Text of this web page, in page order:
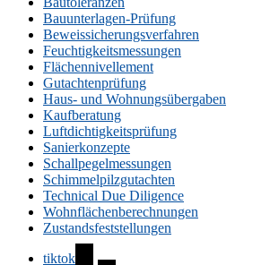
Bauunterlagen-Prüfung
Beweissicherungsverfahren
Feuchtigkeitsmessungen
Flächennivellement
Gutachtenprüfung
Haus- und Wohnungsübergaben
Kaufberatung
Luftdichtigkeitsprüfung
Sanierkonzepte
Schallpegelmessungen
Schimmelpilzgutachten
Technical Due Diligence
Wohnflächenberechnungen
Zustandsfeststellungen
tiktok